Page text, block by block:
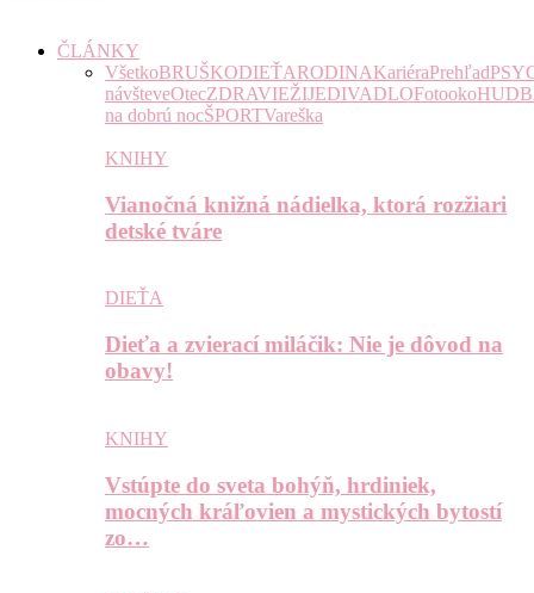
ČLÁNKY
VšetkoBRUŠKODIEŤARODINAKariéraPrehľad
návšteveOtecZDRAVIEŽIJEDIVADLOFotooko
na dobrú nocŠPORTVareška
KNIHY
Vianočná knižná nádielka, ktorá rozžiari
detské tváre
DIEŤA
Dieťa a zvierací miláčik: Nie je dôvod na
obavy!
KNIHY
Vstúpte do sveta bohýň, hrdiniek,
mocných kráľovien a mystických bytostí
zo…